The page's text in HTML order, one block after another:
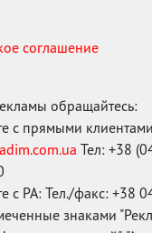
соглашение
обращайтесь:
с прямыми
Тел: +38
с РА: Тел./факс: +38
знаками